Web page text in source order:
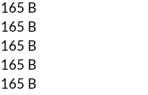
165 B
165 B
165 B
165 B
165 B